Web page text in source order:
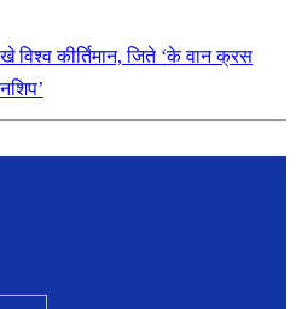
विश्व कीर्तिमान, जिते ‘के वान क्रस